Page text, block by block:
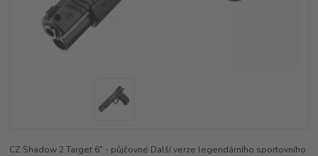
CZ Shadow 2 Target 6" - půjčovné Další verze legendárního sportovního